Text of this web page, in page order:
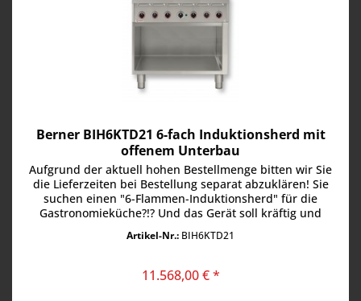
Berner BIH6KTD21 6-fach Induktionsherd mit
offenem Unterbau
Aufgrund der aktuell hohen Bestellmenge bitten wir Sie
die Lieferzeiten bei Bestellung separat abzuklären! Sie
suchen einen "6-Flammen-Induktionsherd" für die
Gastronomieküche?!? Und das Gerät soll kräftig und
Artikel-Nr.: BIH6KTD21
11.568,00 € *